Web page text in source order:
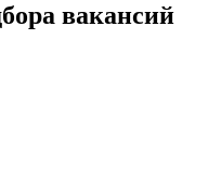
вакансий